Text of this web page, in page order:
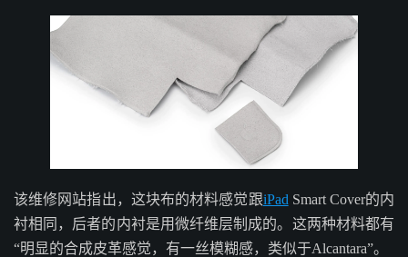
该维修网站指出，这块布的材料感觉跟iPad Smart Cover的内
衬相同，后者的内衬是用微纤维层制成的。这两种材料都有
“明显的合成皮革感觉，有一丝模糊感，类似于Alcantara”。